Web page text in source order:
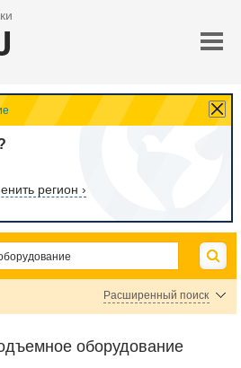
регион ›
Расширенный поиск
оборудование